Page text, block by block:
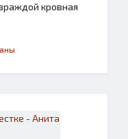
кровная